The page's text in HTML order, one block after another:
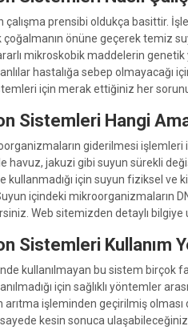
prensibi oldukça basittir.
önüne geçerek temiz
mikroskobik maddelerin genetik
hastalığa sebep olmayacağı
için merak ettiğiniz her
Sistemleri Hangi
giderilmesi
havuz, jakuzi gibi suyun sürekli
için suyun fiziksel ve
içindeki mikroorganizmaların
Web sitemizden detaylı
Sistemleri Kullanım
kullanılmayan bu sistem birçok
için sağlıklı yöntemler
arıtma işleminden geçirilmiş
kesin sonuca